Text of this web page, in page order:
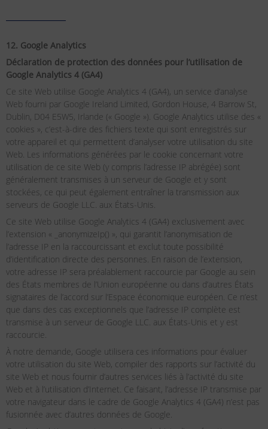
12. Google Analytics
Déclaration de protection des données pour l’utilisation de
Google Analytics 4 (GA4)
Ce site Web utilise Google Analytics 4 (GA4), un service d’analyse
Web fourni par Google Ireland Limited, Gordon House, 4 Barrow St,
Dublin, D04 E5W5, Irlande (« Google »). Google Analytics utilise des «
cookies », c’est-à-dire des fichiers texte qui sont enregistrés sur
votre appareil et qui permettent d’analyser votre utilisation du site
Web. Les informations générées par le cookie concernant votre
utilisation de ce site Web (y compris l’adresse IP abrégée) sont
généralement transmises à un serveur de Google et y sont
stockées, ce qui peut également entraîner la transmission aux
serveurs de Google LLC. aux États-Unis.
Ce site Web utilise Google Analytics 4 (GA4) exclusivement avec
l’extension « _anonymizeIp() », qui garantit l’anonymisation de
l’adresse IP en la raccourcissant et exclut toute possibilité
d’identification directe des personnes. En raison de l’extension,
votre adresse IP sera préalablement raccourcie par Google au sein
des États membres de l’Union européenne ou dans d’autres États
signataires de l’accord sur l’Espace économique européen. Ce n’est
que dans des cas exceptionnels que l’adresse IP complète est
transmise à un serveur de Google LLC. aux États-Unis et y est
raccourcie.
À notre demande, Google utilisera ces informations pour évaluer
votre utilisation du site Web, compiler des rapports sur l’activité du
site Web et nous fournir d’autres services liés à l’activité du site
Web et à l’utilisation d’Internet. Ce faisant, l’adresse IP transmise par
votre navigateur dans le cadre de Google Analytics 4 (GA4) n’est pas
fusionnée avec d’autres données de Google.